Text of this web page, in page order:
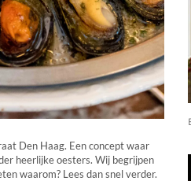
Den Haag. Een concept waar
heerlijke oesters. Wij begrijpen
waarom? Lees dan snel verder.